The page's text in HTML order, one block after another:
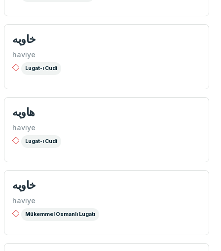
خاويه
haviye
Lugat-ı Cudi
هاويه
haviye
Lugat-ı Cudi
خاويه
haviye
Mükemmel Osmanlı Lugatı